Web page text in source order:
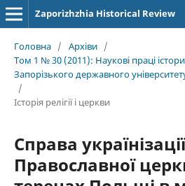
Zaporizhzhia Historical Review
Головна / Архіви /
Том 1 № 30 (2011): Наукові праці
Запорізького державного
/
Історія релігії і церкви
Справа українізації
Православної